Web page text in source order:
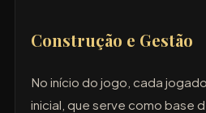
Construção e Gestão
No início do jogo, cada
inicial, que serve como base